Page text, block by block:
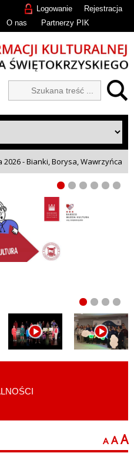
Rejestracja
Logowanie
O nas Partnerzy PIK
- Bianki, Borysa, Wawrzyńca
A A A